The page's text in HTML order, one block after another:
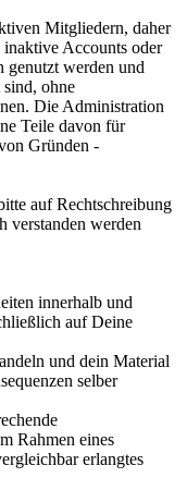
Mitgliedern, daher
Accounts oder
genutzt werden und
ohne
Die Administration
Teile davon für
Gründen -
auf Rechtschreibung
verstanden werden
innerhalb und
auf Deine
und dein Material
selber
Rahmen eines
erlangtes